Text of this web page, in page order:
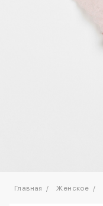
Главная Женское